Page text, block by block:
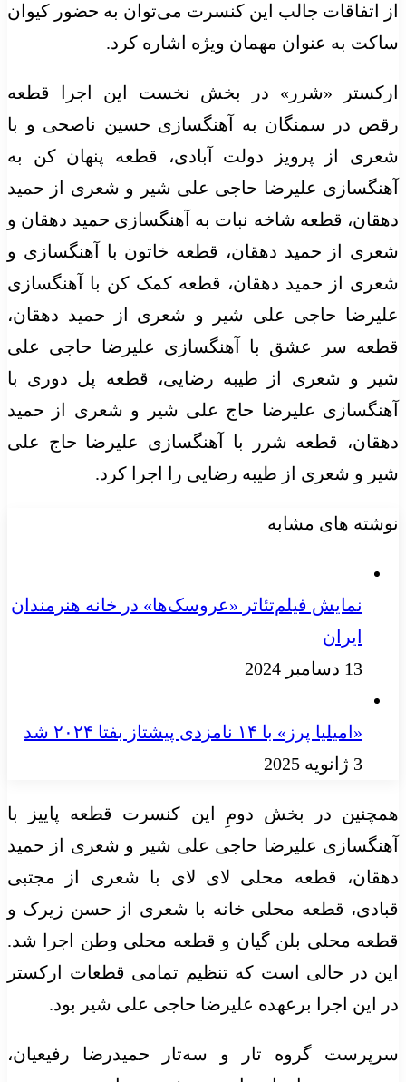
از اتفاقات جالب این کنسرت می‌توان به حضور کیوان
ساکت به عنوان مهمان ویژه اشاره کرد.
ارکستر «شرر» در بخش نخست این اجرا قطعه
رقص در سمنگان به آهنگسازی حسین ناصحی و با
شعری از پرویز دولت آبادی، قطعه پنهان کن به
آهنگسازی علیرضا حاجی علی شیر و شعری از حمید
دهقان، قطعه شاخه نبات به آهنگسازی حمید دهقان و
شعری از حمید دهقان، قطعه خاتون با آهنگسازی و
شعری از حمید دهقان، قطعه کمک کن با آهنگسازی
علیرضا حاجی علی شیر و شعری از حمید دهقان،
قطعه سر عشق با آهنگسازی علیرضا حاجی علی
شیر و شعری از طیبه رضایی، قطعه پل دوری با
آهنگسازی علیرضا حاج علی شیر و شعری از حمید
دهقان، قطعه شرر با آهنگسازی علیرضا حاج علی
شیر و شعری از طیبه رضایی را اجرا کرد.
نوشته های مشابه
نمایش فیلم‌تئاتر «عروسک‌ها» در خانه هنرمندان
ایران
13 دسامبر 2024
«امیلیا پرز» با ۱۴ نامزدی پیشتاز بفتا ۲۰۲۴ شد
3 ژانویه 2025
همچنین در بخش دومِ این کنسرت قطعه پاییز با
آهنگسازی علیرضا حاجی علی شیر و شعری از حمید
دهقان، قطعه محلی لای لای با شعری از مجتبی
قبادی، قطعه محلی خانه با شعری از حسن زیرک و
قطعه محلی بلن گیان و قطعه محلی وطن اجرا شد.
این در حالی است که تنظیم تمامی قطعات ارکستر
در این اجرا برعهده علیرضا حاجی علی شیر بود.
سرپرست گروه تار و سه‌تار حمیدرضا رفیعیان،